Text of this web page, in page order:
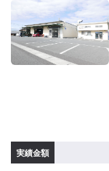
実績金額